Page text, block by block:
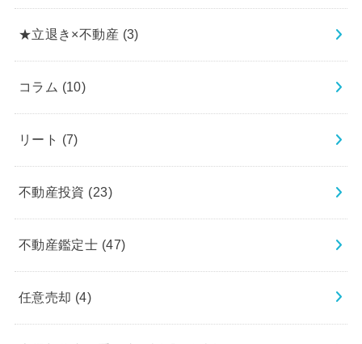
★立退き×不動産 (3)
コラム (10)
リート (7)
不動産投資 (23)
不動産鑑定士 (47)
任意売却 (4)